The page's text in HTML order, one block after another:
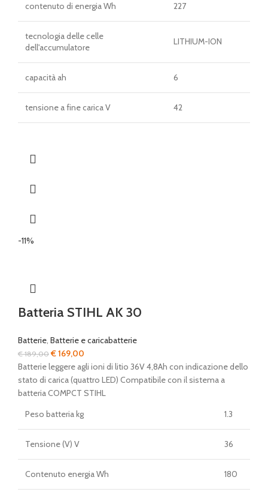
contenuto di energia Wh 227
tecnologia delle celle
dell'accumulatore
LITHIUM-ION
capacità ah 6
tensione a fine carica V 42
-11%
Batteria STIHL AK 30
Batterie, Batterie e caricabatterie
€189,00Il
prezzo
originale
era:
€169,00
prezzo
attuale
è:
Batterie leggere agli ioni di litio 36V 4,8Ah con indicazione dello
stato di carica (quattro LED) Compatibile con il sistema a
batteria COMPCT STIHL
Peso batteria kg
1.3
Tensione (V) V 36
Contenuto energia Wh 180